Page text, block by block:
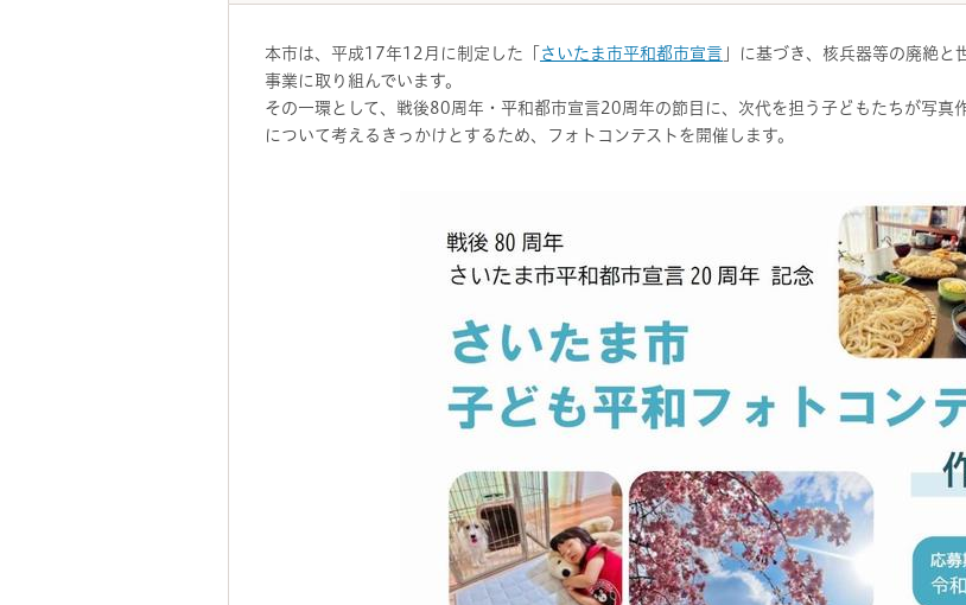
本市は、平成17年12月に制定した「 さいたま市平和都市宣言 」に基づき、核兵器等の廃絶
事業に取り組んでいます。
その一環として、戦後80周年・平和都市宣言20周年の節目に、次代を担う子どもたちが写真
について考えるきっかけとするため、フォトコンテストを開催します。